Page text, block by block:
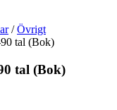
/Övrigt
tal (Bok)
tal (Bok)